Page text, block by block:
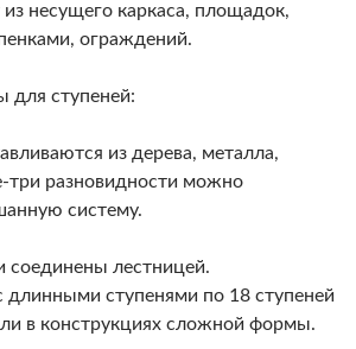
несущего каркаса, площадок,
ограждений.
для ступеней:
из дерева, металла,
три разновидности можно
систему.
соединены лестницей.
длинными ступенями по 18 ступеней
в конструкциях сложной формы.